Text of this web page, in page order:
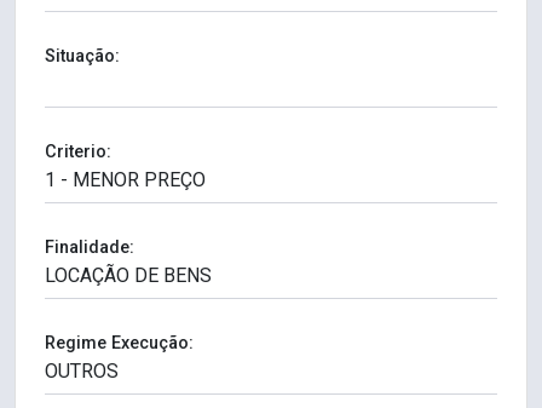
Situação:
Criterio:
Finalidade:
Regime Execução: